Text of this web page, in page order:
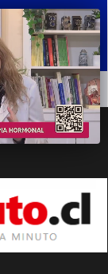
ECONOMÍA